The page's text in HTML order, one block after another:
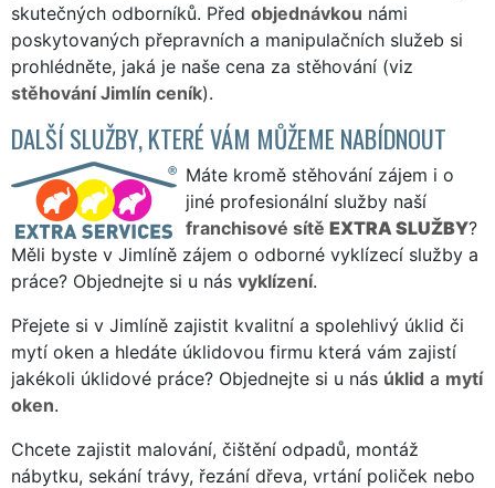
skutečných odborníků. Před objednávkou námi
poskytovaných přepravních a manipulačních služeb si
prohlédněte, jaká je naše cena za stěhování (viz
stěhování Jimlín ceník).
DALŠÍ SLUŽBY, KTERÉ VÁM MŮŽEME NABÍDNOUT
Máte kromě stěhování zájem i o
jiné profesionální služby naší
franchisové sítě EXTRA SLUŽBY?
Měli byste v Jimlíně zájem o odborné vyklízecí služby a
práce? Objednejte si u nás vyklízení.
Přejete si v Jimlíně zajistit kvalitní a spolehlivý úklid či
mytí oken a hledáte úklidovou firmu která vám zajistí
jakékoli úklidové práce? Objednejte si u nás úklid a mytí
oken.
Chcete zajistit malování, čištění odpadů, montáž
nábytku, sekání trávy, řezání dřeva, vrtání poliček nebo